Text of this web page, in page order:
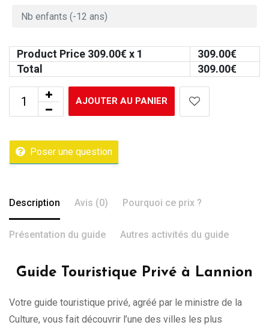
Product Price 309.00€ x 1 309.00€
Total
309.00€
AJOUTER AU PANIER
Poser une question
Description Avis (0) Pourquoi ce prix ?
Présentation du guide Autres activités du guide
Guide Touristique Privé à Lannion
Votre guide touristique privé, agréé par le ministre de la
Culture, vous fait découvrir l’une des villes les plus